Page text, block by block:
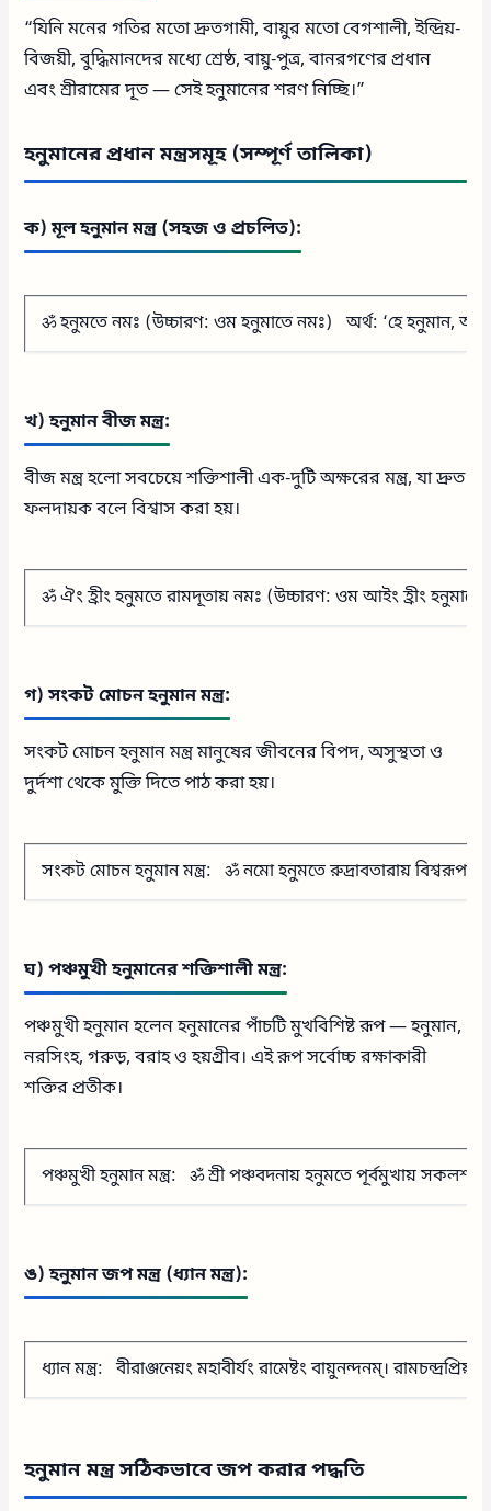
“যিনি মনের গতির মতো দ্রুতগামী, বায়ুর মতো বেগশালী, ইন্দ্রিয়-
বিজয়ী, বুদ্ধিমানদের মধ্যে শ্রেষ্ঠ, বায়ু-পুত্র, বানরগণের প্রধান
এবং শ্রীরামের দূত — সেই হনুমানের শরণ নিচ্ছি।”
হনুমানের প্রধান মন্ত্রসমূহ (সম্পূর্ণ তালিকা)
ক) মূল হনুমান মন্ত্র (সহজ ও প্রচলিত):
ॐ হনুমতে নমঃ (উচ্চারণ: ওম হনুমাতে নমঃ) অর্থ: ‘হে হনুমান,
খ) হনুমান বীজ মন্ত্র:
বীজ মন্ত্র হলো সবচেয়ে শক্তিশালী এক-দুটি অক্ষরের মন্ত্র, যা দ্রুত
ফলদায়ক বলে বিশ্বাস করা হয়।
ॐ ঐং হ্রীং হনুমতে রামদূতায় নমঃ (উচ্চারণ: ওম আইং হ্রীং হনুমাতে
গ) সংকট মোচন হনুমান মন্ত্র:
সংকট মোচন হনুমান মন্ত্র মানুষের জীবনের বিপদ, অসুস্থতা ও
দুর্দশা থেকে মুক্তি দিতে পাঠ করা হয়।
সংকট মোচন হনুমান মন্ত্র: ॐ নমো হনুমতে রুদ্রাবতারায় বিশ্বরূপায়
ঘ) পঞ্চমুখী হনুমানের শক্তিশালী মন্ত্র:
পঞ্চমুখী হনুমান হলেন হনুমানের পাঁচটি মুখবিশিষ্ট রূপ — হনুমান,
নরসিংহ, গরুড়, বরাহ ও হয়গ্রীব। এই রূপ সর্বোচ্চ রক্ষাকারী
শক্তির প্রতীক।
পঞ্চমুখী হনুমান মন্ত্র: ॐ শ্রী পঞ্চবদনায় হনুমতে পূর্বমুখায়
ঙ) হনুমান জপ মন্ত্র (ধ্যান মন্ত্র):
ধ্যান মন্ত্র: বীরাঞ্জনেয়ং মহাবীর্যং রামেষ্টং বায়ুনন্দনম্।
হনুমান মন্ত্র সঠিকভাবে জপ করার পদ্ধতি